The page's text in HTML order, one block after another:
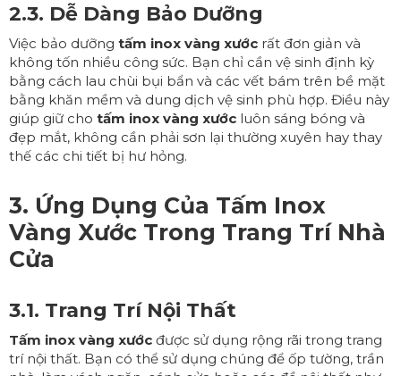
2.3. Dễ Dàng Bảo Dưỡng
Việc bảo dưỡng tấm inox vàng xước rất đơn giản và
không tốn nhiều công sức. Bạn chỉ cần vệ sinh định kỳ
bằng cách lau chùi bụi bẩn và các vết bám trên bề mặt
bằng khăn mềm và dung dịch vệ sinh phù hợp. Điều này
giúp giữ cho tấm inox vàng xước luôn sáng bóng và
đẹp mắt, không cần phải sơn lại thường xuyên hay thay
thế các chi tiết bị hư hỏng.
3. Ứng Dụng Của Tấm Inox
Vàng Xước Trong Trang Trí Nhà
Cửa
3.1. Trang Trí Nội Thất
Tấm inox vàng xước được sử dụng rộng rãi trong trang
trí nội thất. Bạn có thể sử dụng chúng để ốp tường, trần